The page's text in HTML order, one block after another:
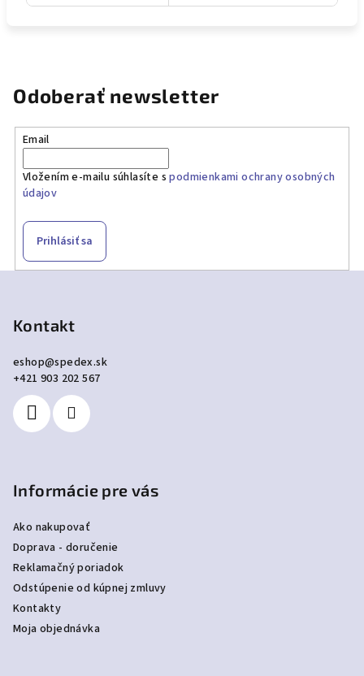
Odoberať newsletter
Email
Vložením e-mailu súhlasíte spodmienkami ochrany osobných
údajov
Prihlásiť sa
Kontakt
eshop@spedex.sk
+421 903 202 567
Informácie pre vás
Ako nakupovať
Doprava - doručenie
Reklamačný poriadok
Odstúpenie od kúpnej zmluvy
Kontakty
Moja objednávka